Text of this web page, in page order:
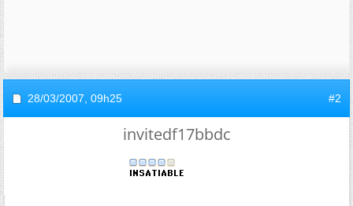
28/03/2007, 09h25 #2
invitedf17bbdc